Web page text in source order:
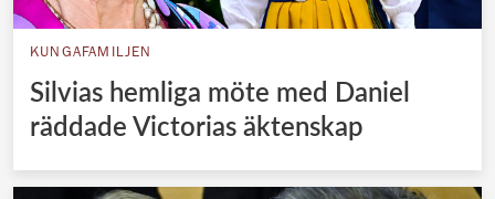
KUNGAFAMILJEN
Silvias hemliga möte med Daniel
räddade Victorias äktenskap